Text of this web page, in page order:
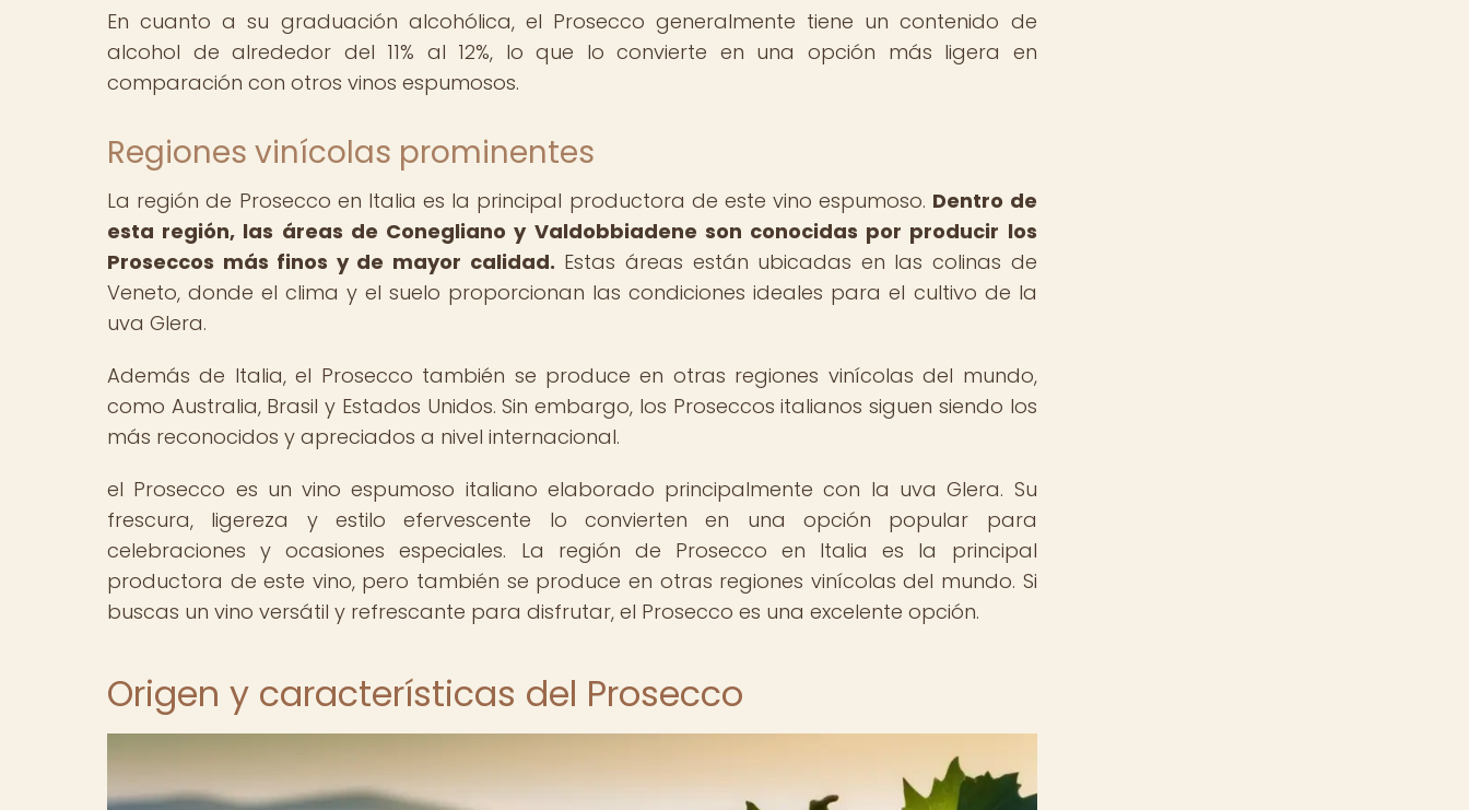
En cuanto a su graduación alcohólica, el Prosecco generalmente tiene un contenido de
alcohol de alrededor del 11% al 12%, lo que lo convierte en una opción más ligera en
comparación con otros vinos espumosos.
Regiones vinícolas prominentes
La región de Prosecco en Italia es la principal productora de este vino espumoso. Dentro de
esta región, las áreas de Conegliano y Valdobbiadene son conocidas por producir los
Proseccos más finos y de mayor calidad. Estas áreas están ubicadas en las colinas de
Veneto, donde el clima y el suelo proporcionan las condiciones ideales para el cultivo de la
uva Glera.
Además de Italia, el Prosecco también se produce en otras regiones vinícolas del mundo,
como Australia, Brasil y Estados Unidos. Sin embargo, los Proseccos italianos siguen siendo los
más reconocidos y apreciados a nivel internacional.
el Prosecco es un vino espumoso italiano elaborado principalmente con la uva Glera. Su
frescura, ligereza y estilo efervescente lo convierten en una opción popular para
celebraciones y ocasiones especiales. La región de Prosecco en Italia es la principal
productora de este vino, pero también se produce en otras regiones vinícolas del mundo. Si
buscas un vino versátil y refrescante para disfrutar, el Prosecco es una excelente opción.
Origen y características del Prosecco